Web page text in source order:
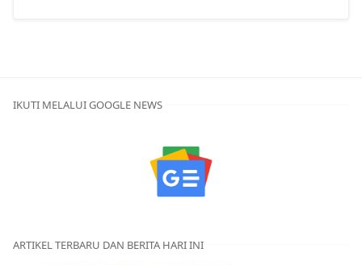
IKUTI MELALUI GOOGLE NEWS
ARTIKEL TERBARU DAN BERITA HARI INI